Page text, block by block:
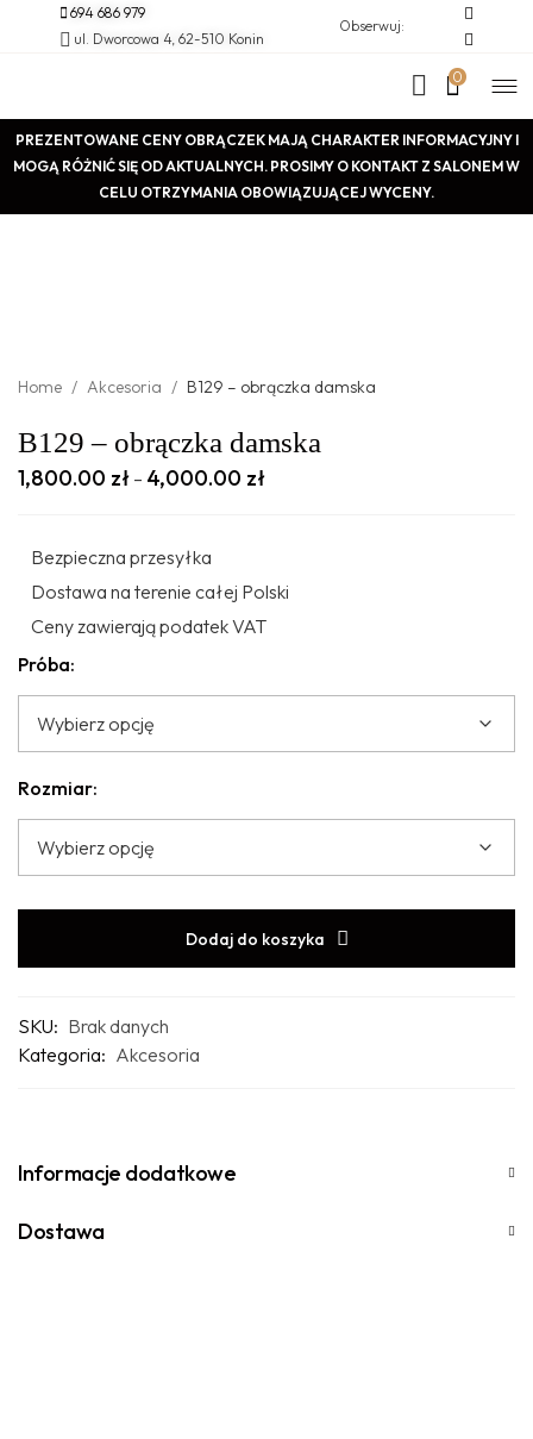
694 686 979
ul. Dworcowa 4, 62-510 Konin
Obserwuj:
0
PREZENTOWANE CENY OBRĄCZEK MAJĄ CHARAKTER INFORMACYJNY I
MOGĄ RÓŻNIĆ SIĘ OD AKTUALNYCH. PROSIMY O KONTAKT Z SALONEM W
CELU OTRZYMANIA OBOWIĄZUJĄCEJ WYCENY.
Home / Akcesoria / B129 – obrączka damska
B129 – obrączka damska
1,800.00 zł – 4,000.00 zł
Bezpieczna przesyłka
Dostawa na terenie całej Polski
Ceny zawierają podatek VAT
Próba:
Rozmiar:
Dodaj do koszyka
SKU: Brak danych
Kategoria: Akcesoria
Informacje dodatkowe
Dostawa